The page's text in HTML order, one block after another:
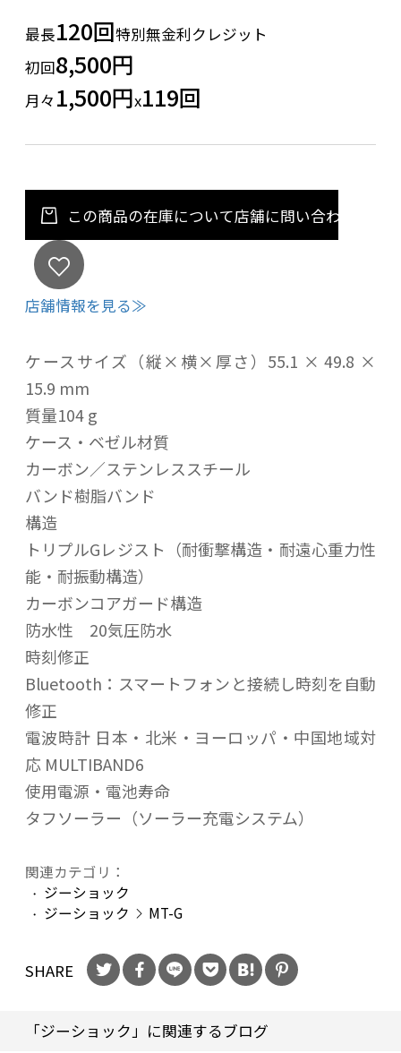
最長120回特別無金利クレジット
初回8,500円
月々 1,500円x119回
この商品の在庫について店舗に問い合わせる
店舗情報を見る≫
ケースサイズ（縦×横×厚さ）55.1 × 49.8 ×
15.9 mm
質量104 g
ケース・ベゼル材質
カーボン／ステンレススチール
バンド樹脂バンド
構造
トリプルGレジスト（耐衝撃構造・耐遠心重力性
能・耐振動構造）
カーボンコアガード構造
防水性 20気圧防水
時刻修正
Bluetooth：スマートフォンと接続し時刻を自動
修正
電波時計 日本・北米・ヨーロッパ・中国地域対
応 MULTIBAND6
使用電源・電池寿命
タフソーラー（ソーラー充電システム）
関連カテゴリ：
ジーショック
ジーショック
MT-G
SHARE
「ジーショック」に関連するブログ